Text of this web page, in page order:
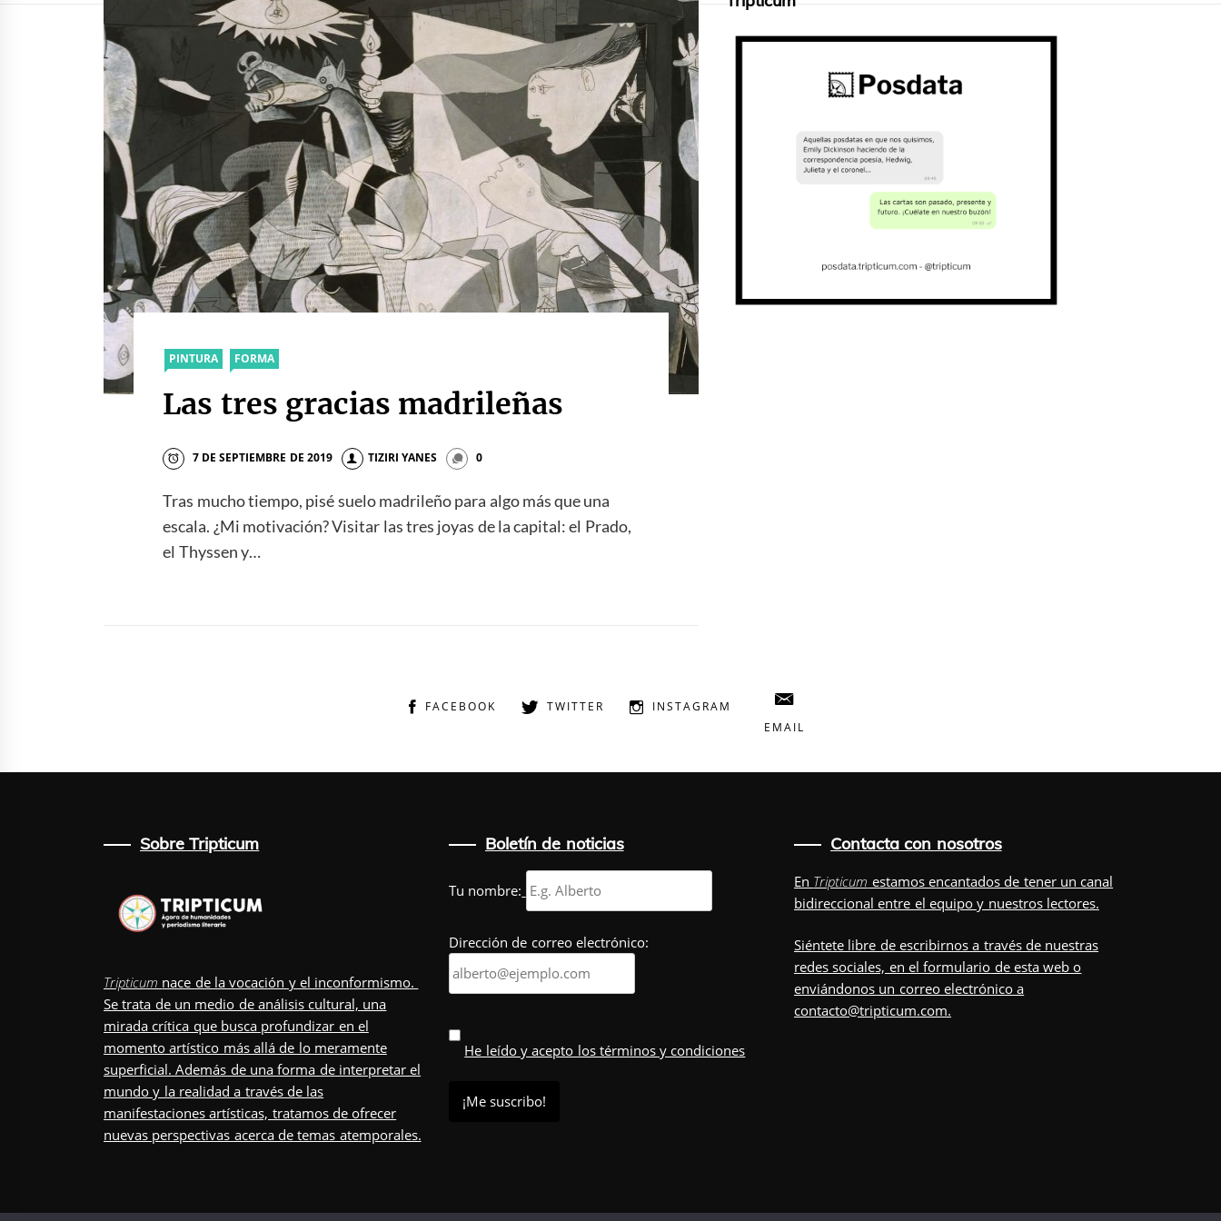
PINTURA FORMA
Las tres gracias madrileñas
7 DE SEPTIEMBRE DE 2019 TIZIRI YANES 0
Tras mucho tiempo, pisé suelo madrileño para algo más que una
escala. ¿Mi motivación? Visitar las tres joyas de la capital: el Prado,
el Thyssen y…
FACEBOOK TWITTER
INSTAGRAM
EMAIL
Sobre Tripticum
Tripticum nace de la vocación y el inconformismo.
Se trata de un medio de análisis cultural, una
mirada crítica que busca profundizar en el
momento artístico más allá de lo meramente
superficial. Además de una forma de interpretar el
mundo y la realidad a través de las
manifestaciones artísticas, tratamos de ofrecer
nuevas perspectivas acerca de temas atemporales.
Boletín de noticias
Tu nombre:
Dirección de correo electrónico:
He leído y acepto los términos y condiciones
Contacta con nosotros
En Tripticum estamos encantados de tener un canal
bidireccional entre el equipo y nuestros lectores.
Siéntete libre de escribirnos a través de nuestras
redes sociales, en elformulario de esta web o
enviándonos un correo electrónico a
contacto@tripticum.com.